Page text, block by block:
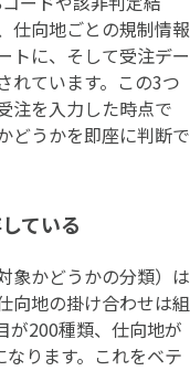
仕向地ごとの規制情報
トに、そして受注デー
れています。この3つ
注を入力した時点で
どうかを即座に判断で
ている
象かどうかの分類）は
向地の掛け合わせは組
が200種類、仕向地が
ります。これをベテ